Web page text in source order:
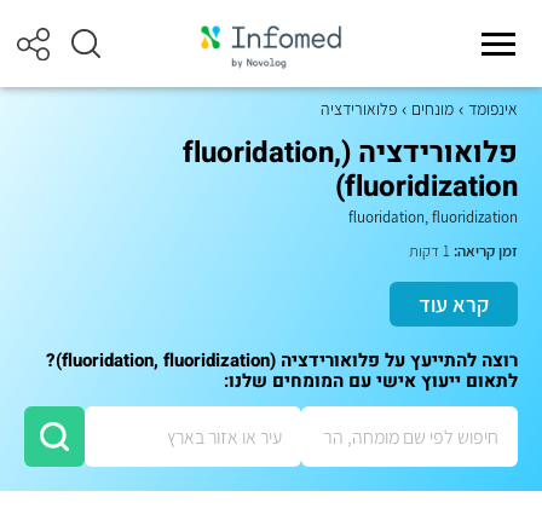
אינפומד מונחים פלואורידציה
פלואורידציה (fluoridation,
fluoridization)
fluoridation, fluoridization
זמן קריאה:
קרא עוד
רוצה להתייעץ על פלואורידציה (fluoridation, fluoridization)?
לתאום ייעוץ אישי עם המומחים שלנו: